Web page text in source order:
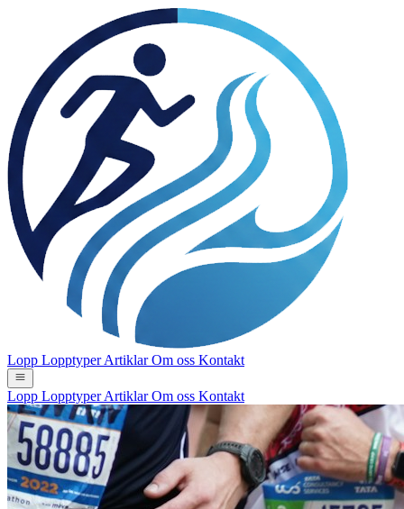
Lopp LopptyperArtiklarOm oss Kontakt
Lopp LopptyperArtiklarOm oss Kontakt